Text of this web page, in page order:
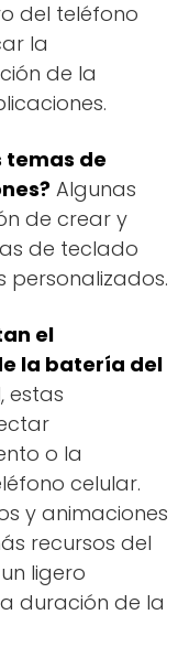
del teléfono
la
de la
temas de
Algunas
de crear y
de teclado
personalizados.
el
la batería del
estas
o la
celular.
y animaciones
recursos del
ligero
duración de la